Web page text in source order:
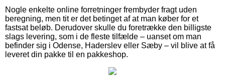
Nogle enkelte online forretninger frembyder fragt uden
beregning, men tit er det betinget af at man køber for et
fastsat beløb. Derudover skulle du foretrække den billigste
slags levering, som i de fleste tilfælde – uanset om man
befinder sig i Odense, Haderslev eller Sæby – vil blive at få
leveret din pakke til en pakkeshop.